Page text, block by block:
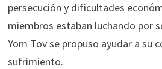
persecución y dificultades
miembros estaban luchando por
Yom Tov se propuso ayudar a su
sufrimiento.